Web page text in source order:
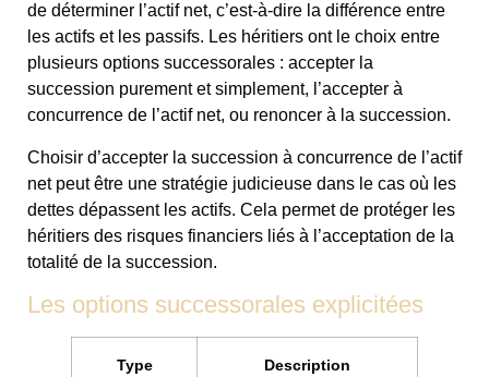
de déterminer l’actif net, c’est-à-dire la différence entre
les actifs et les passifs. Les héritiers ont le choix entre
plusieurs options successorales : accepter la
succession purement et simplement, l’accepter à
concurrence de l’actif net, ou renoncer à la succession.
Choisir d’accepter la succession à concurrence de l’actif
net peut être une stratégie judicieuse dans le cas où les
dettes dépassent les actifs. Cela permet de protéger les
héritiers des risques financiers liés à l’acceptation de la
totalité de la succession.
Les options successorales explicitées
Type
Description